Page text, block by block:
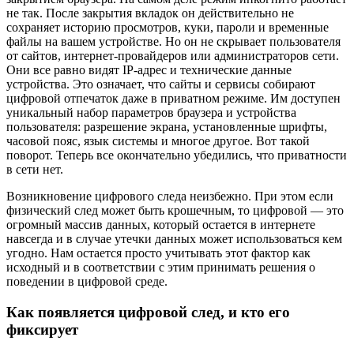
не так. После закрытия вкладок он действительно не
сохраняет историю просмотров, куки, пароли и временные
файлы на вашем устройстве. Но он не скрывает пользователя
от сайтов, интернет-провайдеров или администраторов сети.
Они все равно видят IP-адрес и технические данные
устройства. Это означает, что сайты и сервисы собирают
цифровой отпечаток даже в приватном режиме. Им доступен
уникальный набор параметров браузера и устройства
пользователя: разрешение экрана, установленные шрифты,
часовой пояс, язык системы и многое другое. Вот такой
поворот. Теперь все окончательно убедились, что приватности
в сети нет.
Возникновение цифрового следа неизбежно. При этом если
физический след может быть крошечным, то цифровой — это
огромный массив данных, который остается в интернете
навсегда и в случае утечки данных может использоваться кем
угодно. Нам остается просто учитывать этот фактор как
исходный и в соответствии с этим принимать решения о
поведении в цифровой среде.
Как появляется цифровой след, и кто его
фиксирует